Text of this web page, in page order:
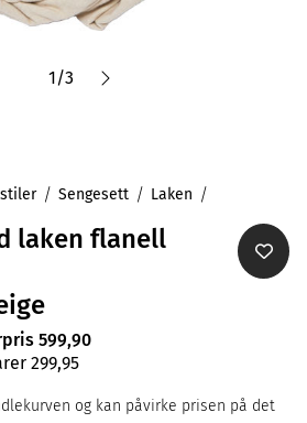
1/3
Sengesett Laken
laken flanell
599,90
299,95
og kan påvirke prisen på det